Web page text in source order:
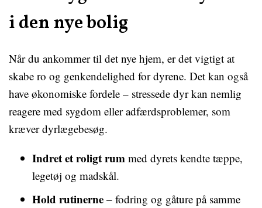
i den nye bolig
Når du ankommer til det nye hjem, er det vigtigt at
skabe ro og genkendelighed for dyrene. Det kan også
have økonomiske fordele – stressede dyr kan nemlig
reagere med sygdom eller adfærdsproblemer, som
kræver dyrlægebesøg.
Indret et roligt rum med dyrets kendte tæppe,
legetøj og madskål.
Hold rutinerne – fodring og gåture på samme